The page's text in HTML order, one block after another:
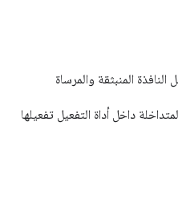
المنبثقة والمرساة
داخل أداة التفعيل تفعيلها